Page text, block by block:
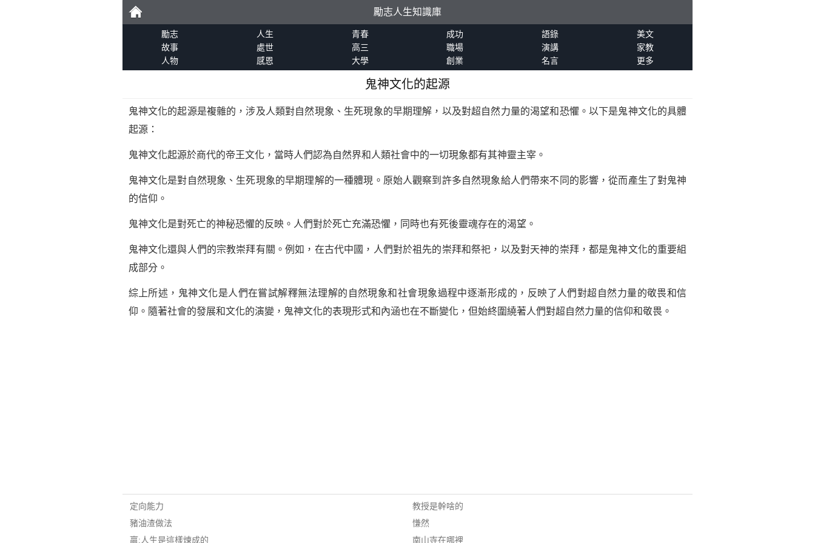
勵
勵志人生知識庫
勵志 人生 青春 成功 語錄
美文
故事
處世 高三 職場 演講
家教
人物
感恩 大學 創業 名言 更多
鬼神文化的起源
鬼神文化的起源是複雜的，涉及人類對自然現象、生死現象的早期理解，以及對超自然力量的渴望和恐懼。以下是鬼神文化的具體
起源：
鬼神文化起源於商代的帝王文化，當時人們認為自然界和人類社會中的一切現象都有其神靈主宰。
鬼神文化是對自然現象、生死現象的早期理解的一種體現。原始人觀察到許多自然現象給人們帶來不同的影響，從而產生了對鬼神
的信仰。
鬼神文化是對死亡的神秘恐懼的反映。人們對於死亡充滿恐懼，同時也有死後靈魂存在的渴望。
鬼神文化還與人們的宗教崇拜有關。例如，在古代中國，人們對於祖先的崇拜和祭祀，以及對天神的崇拜，都是鬼神文化的重要組
成部分。
綜上所述，鬼神文化是人們在嘗試解釋無法理解的自然現象和社會現象過程中逐漸形成的，反映了人們對超自然力量的敬畏和信
仰。隨著社會的發展和文化的演變，鬼神文化的表現形式和內涵也在不斷變化，但始終圍繞著人們對超自然力量的信仰和敬畏。
定向能力
豬油渣做法
贏:人生是這樣煉成的
教授是幹啥的
慊然
南山寺在哪裡